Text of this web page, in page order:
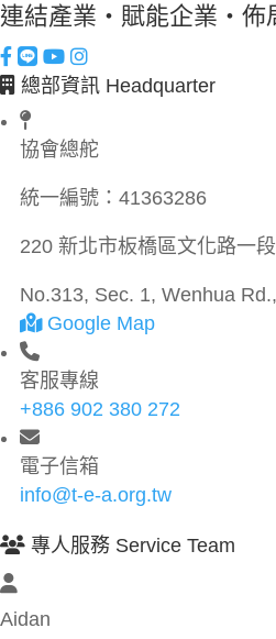
連結產業・賦能企業・佈
總部資訊 Headquarter
協會總舵
統一編號： 41363286
220 新北市板橋區文化路一
No.313, Sec. 1, Wenhua
Google Map
客服專線
+886 902 380 272
電子信箱
info@t-e-a.org.tw
專人服務 Service Team
Aidan